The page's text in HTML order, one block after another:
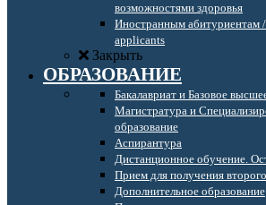
возможностями здоровья
Иностранным абитуриентам
applicants
Закрыть
ОБРАЗОВАНИЕ
Бакалавриат и Базовое
Магистратура и
образование
Аспирантура
Дистанционное обучение.
Прием для получения
Дополнительное образование